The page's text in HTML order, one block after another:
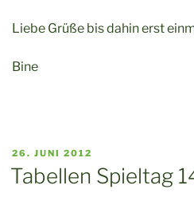
Liebe Grüße bis dahin erst
Bine
VERÖFFENTLICHT
AM
26. JUNI 2012
Tabellen Spieltag